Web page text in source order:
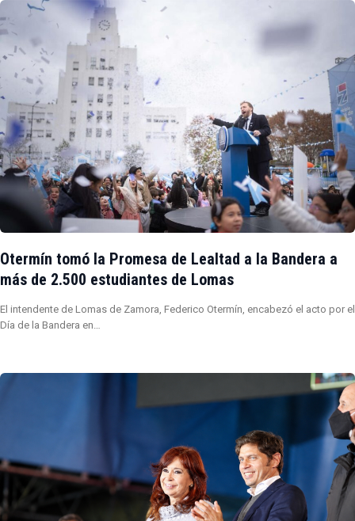
Otermín tomó la Promesa de Lealtad a la Bandera a
más de 2.500 estudiantes de Lomas
El intendente de Lomas de Zamora, Federico Otermín, encabezó el acto por el
Día de la Bandera en…